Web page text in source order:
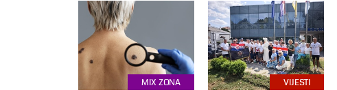
MIX ZONA VIJESTI